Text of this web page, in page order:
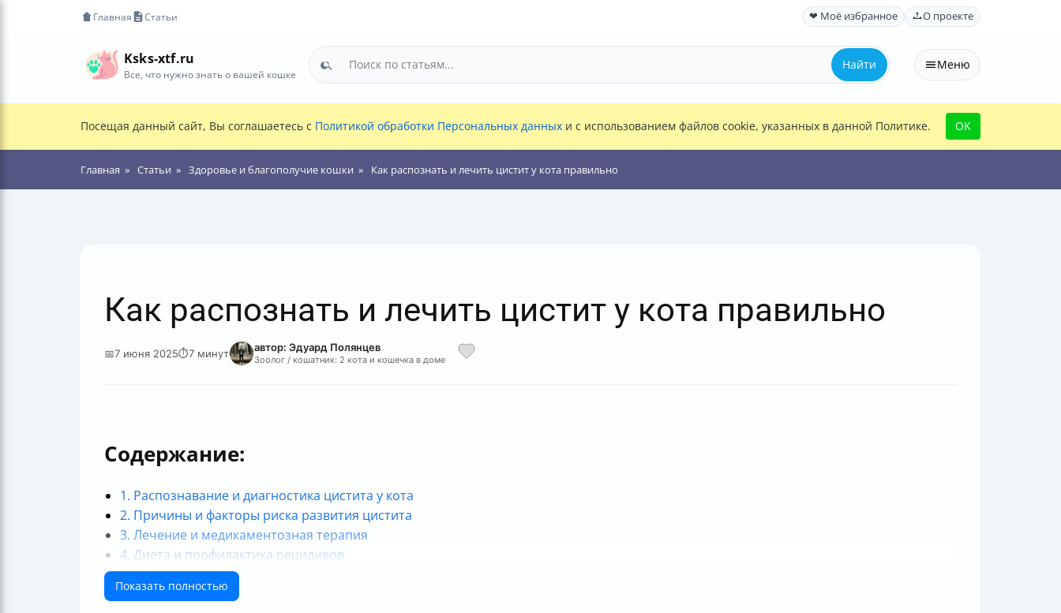
Главная Статьи ❤ Моё избранное О проекте
Ksks-xtf.ru
Все, что нужно знать о вашей кошке
Найти Меню
Посещая данный сайт, Вы соглашаетесь с Политикой обработки Персональных данных и с использованием файлов cookie, указанных в данной Политике. OK
Главная Статьи Здоровье и благополучие кошки Как распознать и лечить цистит у кота правильно
Как распознать и лечить цистит у кота правильно
📅7 июня 2025⏱7 минут автор: Эдуард Полянцев
Зоолог / кошатник: 2 кота и кошечка в доме
Содержание:
1. Распознавание и диагностика цистита у кота
2. Причины и факторы риска развития цистита
3. Лечение и медикаментозная терапия
4. Диета и профилактика рецидивов
5. Уход и поддержка после лечения
Итог
Показать полностью